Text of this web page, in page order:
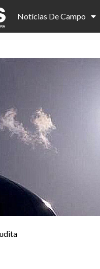
Notícias De Campo